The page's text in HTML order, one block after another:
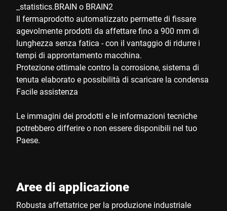
_statistics.BRAIN o BRAIN2
Il fermaprodotto automatizzato permette di fissare
agevolmente prodotti da affettare fino a 900 mm di
lunghezza senza fatica - con il vantaggio di ridurre i
tempi di approntamento macchina.
Protezione ottimale contro la corrosione, sistema di
tenuta elaborato e possibilità di scaricare la condensa
Facile assistenza
Le immagini dei prodotti e le informazioni tecniche
potrebbero differire o non essere disponibili nel tuo
Paese.
Aree di applicazione
Robusta affettatrice per la produzione industriale